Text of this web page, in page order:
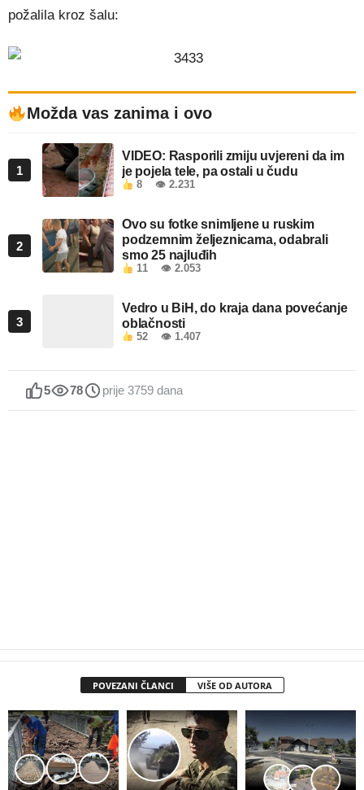
požalila kroz šalu:
Možda vas zanima i ovo
1
VIDEO: Rasporili zmiju uvjereni da im
je pojela tele, pa ostali u čudu
8 👁 2.231
2
Ovo su fotke snimljene u ruskim
podzemnim željeznicama, odabrali
smo 25 najluđih
11 👁 2.053
3
Vedro u BiH, do kraja dana povećanje
oblačnosti
52 👁 1.407
5 78 prije 3759 dana
POVEZANI ČLANCI VIŠE OD AUTORA